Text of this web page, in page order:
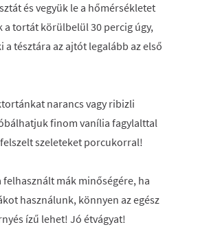
és vegyük le a hőmérsékletet
a tortát körülbelül 30 percig úgy,
a tésztára az ajtót legalább az első
narancs vagy ribizli
finom vanília fagylalttal
szeleteket porcukorral!
felhasznált mák minőségére, ha
használunk, könnyen az egész
ízű lehet! Jó étvágyat!